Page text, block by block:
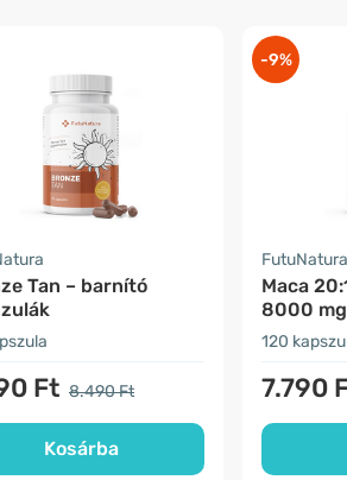
Tan – barnító
Ft 8.490 Ft
Kosárba
-9%
FutuNatura
Maca
8000
szexuális
120
7.790